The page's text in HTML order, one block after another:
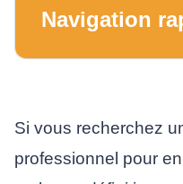
Navigation
Si vous recherchez
professionnel pour